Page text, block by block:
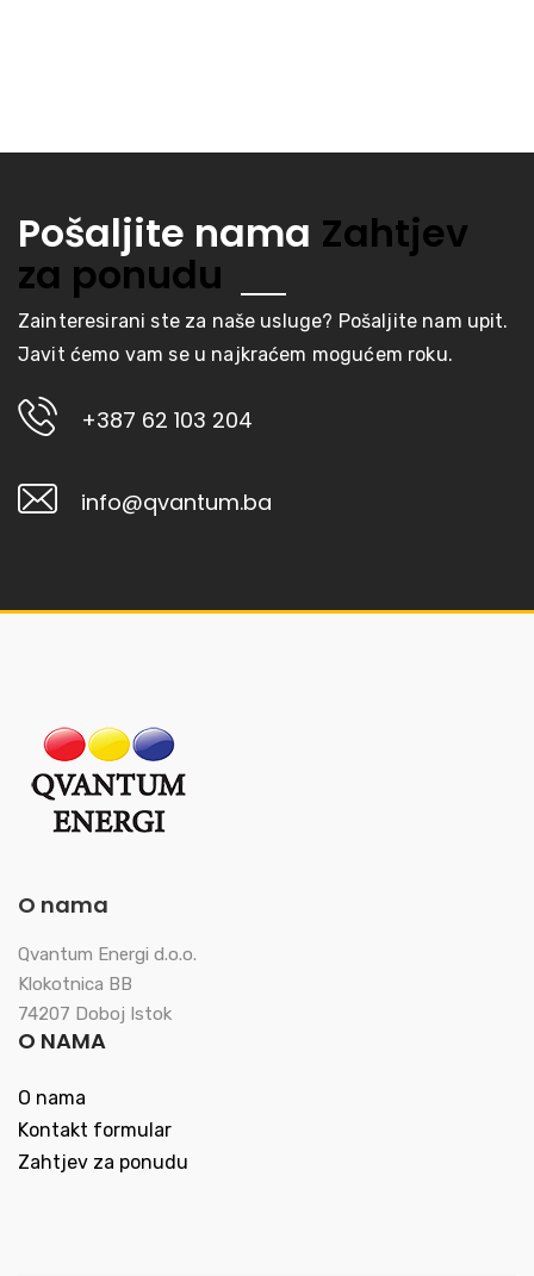
Pošaljite nama Zahtjev
za ponudu
Zainteresirani ste za naše usluge? Pošaljite nam upit.
Javit ćemo vam se u najkraćem mogućem roku.
+387 62 103 204
info@qvantum.ba
O nama
Qvantum Energi d.o.o.
Klokotnica BB
74207 Doboj Istok
O NAMA
O nama
Kontakt formular
Zahtjev za ponudu